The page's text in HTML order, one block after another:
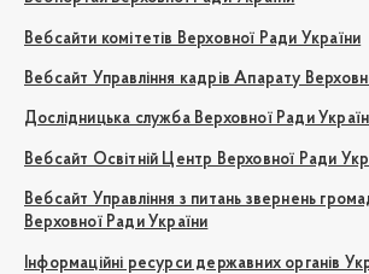
Вебсайти комітетів Верховної Ради України
Вебсайт Управління кадрів Апарату
Дослідницька служба Верховної Ради
Вебсайт Освітній Центр Верховної Ради
Вебсайт Управління з питань звернень
Верховної Ради України
Інформаційні ресурси державних органів